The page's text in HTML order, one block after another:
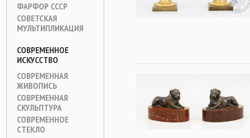
ФАРФОР СССР
СОВЕТСКАЯ
МУЛЬТИПЛИКАЦИЯ
СОВРЕМЕННОЕ
ИСКУССТВО
СОВРЕМЕННАЯ
ЖИВОПИСЬ
СОВРЕМЕННАЯ
СКУЛЬПТУРА
СОВРЕМЕННОЕ
СТЕКЛО